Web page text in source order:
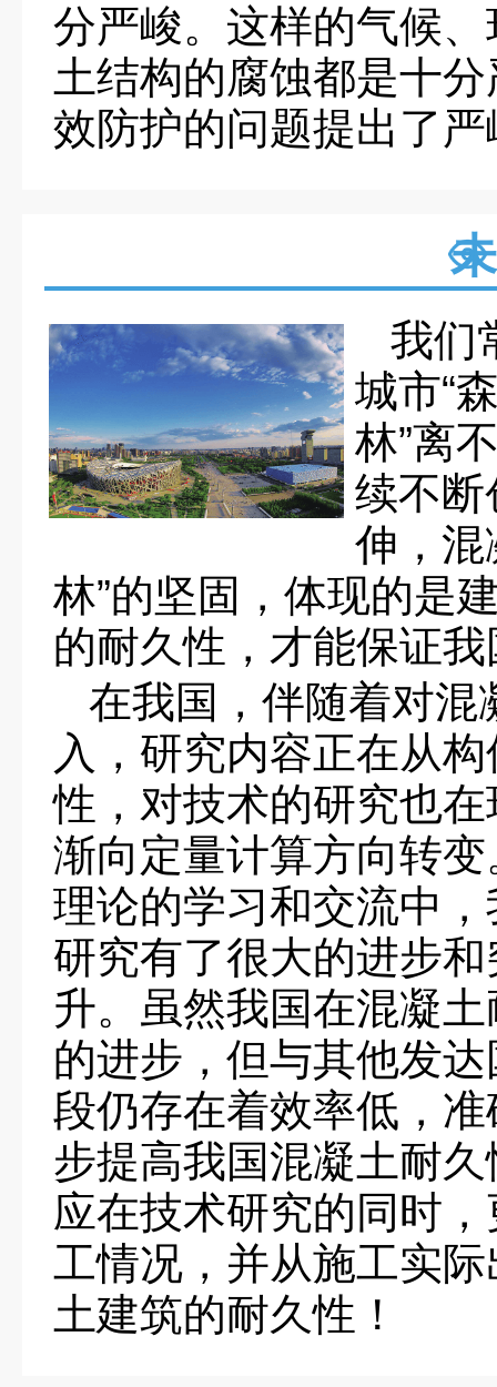
分严峻。这样的气候
土结构的腐蚀都是十
效防护的问题提出了
我们
城市“
林”离
续不断
伸，混
林”的坚固，体现的是
的耐久性，才能保证
在我国，伴随着对混
入，研究内容正在从
性，对技术的研究也
渐向定量计算方向转
理论的学习和交流中
研究有了很大的进步
升。虽然我国在混凝
的进步，但与其他发
段仍存在着效率低，
步提高我国混凝土耐
应在技术研究的同时
工情况，并从施工实
土建筑的耐久性！